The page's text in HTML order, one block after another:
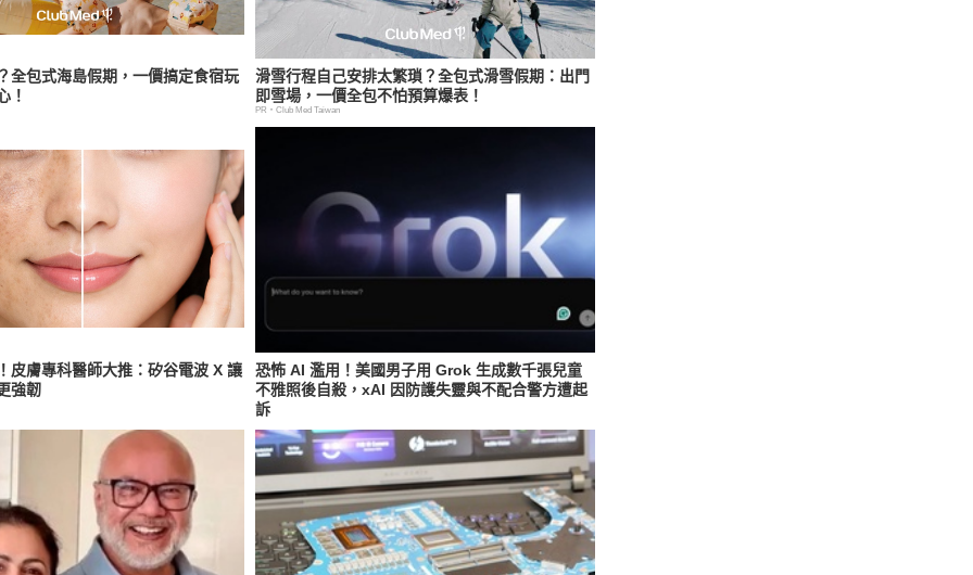
全包式海島假期，一價搞定食宿玩
！
滑雪行程自己安排太繁瑣？全包式滑雪假期：出門
即雪場，一價全包不怕預算爆表！
PR・Club Med Taiwan
皮膚專科醫師大推：矽谷電波 X 讓
強韌
恐怖 AI 濫用！美國男子用 Grok 生成數千張兒童
不雅照後自殺，xAI 因防護失靈與不配合警方遭起
訴